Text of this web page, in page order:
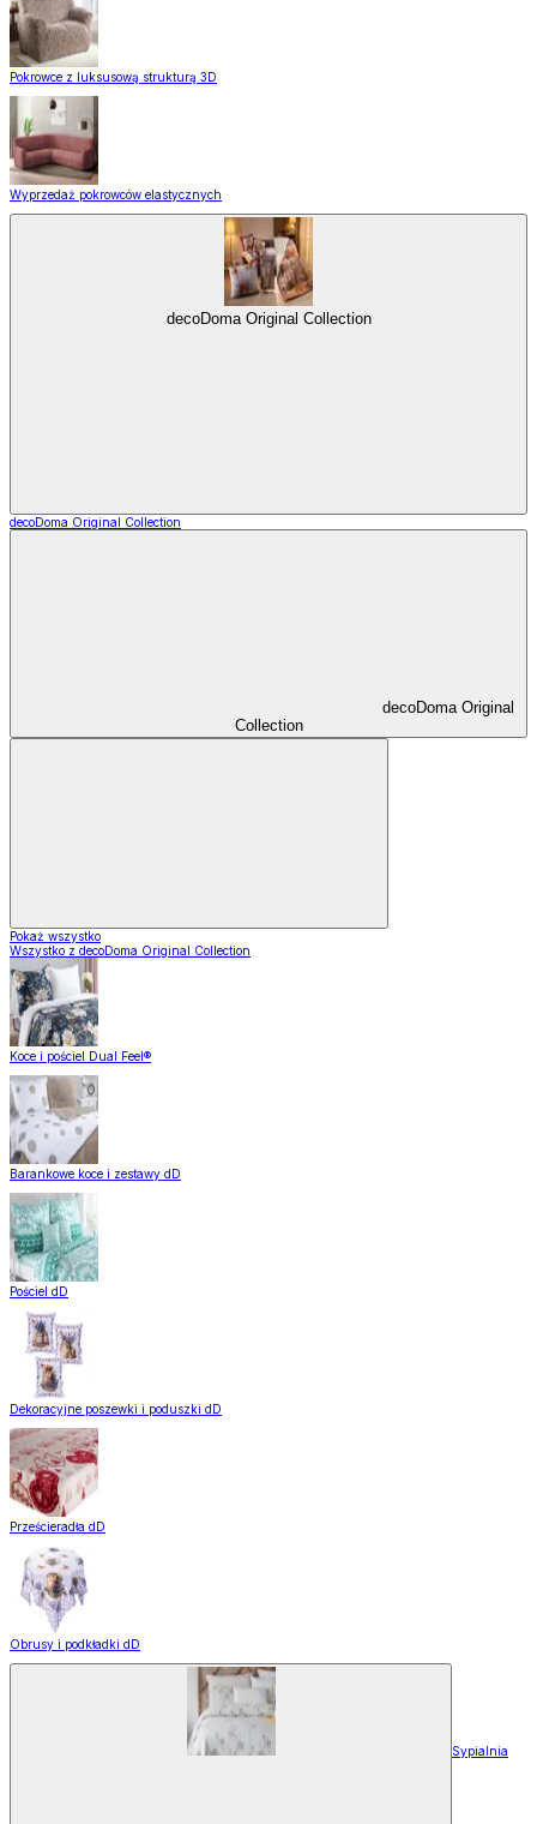
Pokrowce z luksusową strukturą 3D
Wyprzedaż pokrowców elastycznych
decoDoma Original Collection
decoDoma Original Collection
decoDoma Original
Collection
Pokaż wszystko
Wszystko z decoDoma Original Collection
Koce i pościel Dual Feel®
Barankowe koce i zestawy dD
Pościel dD
Dekoracyjne poszewki i poduszki dD
Prześcieradła dD
Obrusy i podkładki dD
Sypialnia